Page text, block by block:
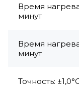
Время нагрева
минут
Время нагрева
минут
Точность: